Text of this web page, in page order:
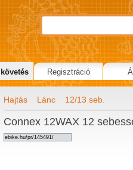
Hajtás Lánc 12/13 seb.
Connex 12WAX 12
Regisztráció